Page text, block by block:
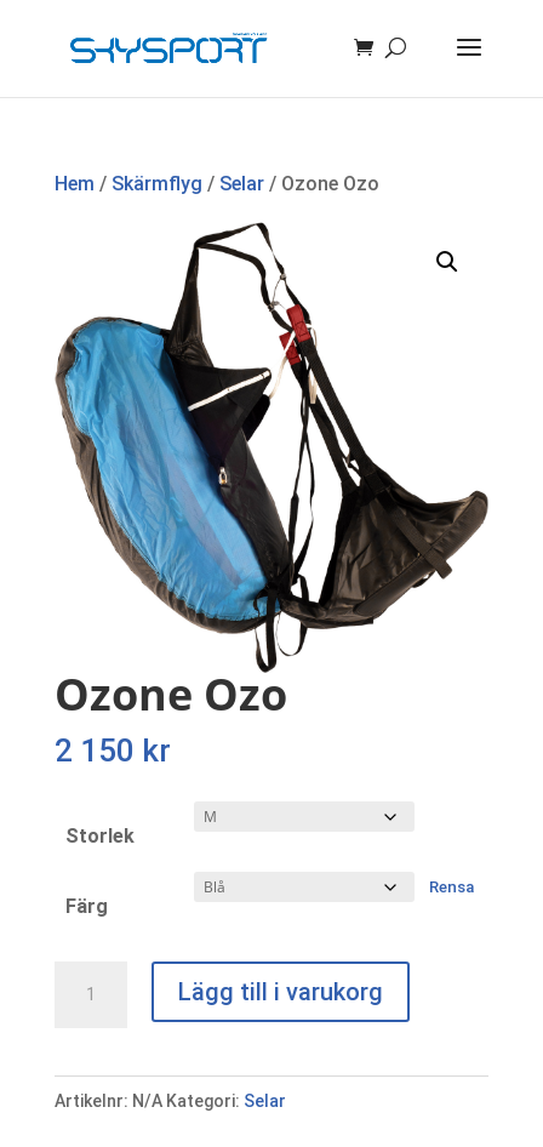
Hem / Skärmflyg / Selar/ Ozone Ozo
Ozone Ozo
2 150 kr
Storlek
Färg
Rensa
Lägg till i varukorg
Artikelnr: N/A Kategori: Selar